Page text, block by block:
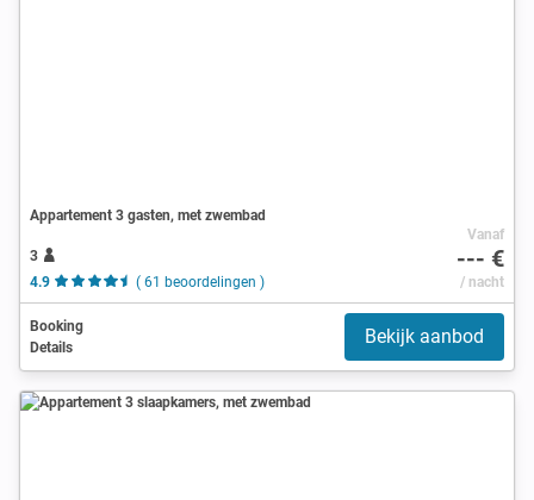
Appartement 3 gasten, met zwembad
3
4.9
( 61 beoordelingen )
Vanaf
--- €
/ nacht
Booking
Details
Bekijk aanbod